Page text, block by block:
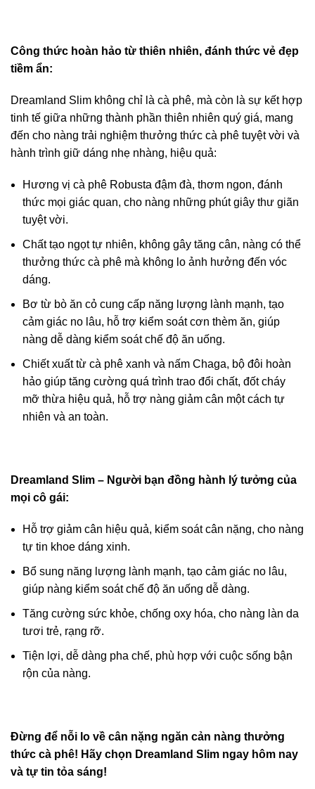
Công thức hoàn hảo từ thiên nhiên, đánh thức vẻ đẹp
tiềm ẩn:
Dreamland Slim không chỉ là cà phê, mà còn là sự kết hợp
tinh tế giữa những thành phần thiên nhiên quý giá, mang
đến cho nàng trải nghiệm thưởng thức cà phê tuyệt vời và
hành trình giữ dáng nhẹ nhàng, hiệu quả:
Hương vị cà phê Robusta đậm đà, thơm ngon, đánh
thức mọi giác quan, cho nàng những phút giây thư giãn
tuyệt vời.
Chất tạo ngọt tự nhiên, không gây tăng cân, nàng có thể
thưởng thức cà phê mà không lo ảnh hưởng đến vóc
dáng.
Bơ từ bò ăn cỏ cung cấp năng lượng lành mạnh, tạo
cảm giác no lâu, hỗ trợ kiểm soát cơn thèm ăn, giúp
nàng dễ dàng kiểm soát chế độ ăn uống.
Chiết xuất từ cà phê xanh và nấm Chaga, bộ đôi hoàn
hảo giúp tăng cường quá trình trao đổi chất, đốt cháy
mỡ thừa hiệu quả, hỗ trợ nàng giảm cân một cách tự
nhiên và an toàn.
Dreamland Slim – Người bạn đồng hành lý tưởng của
mọi cô gái:
Hỗ trợ giảm cân hiệu quả, kiểm soát cân nặng, cho nàng
tự tin khoe dáng xinh.
Bổ sung năng lượng lành mạnh, tạo cảm giác no lâu,
giúp nàng kiểm soát chế độ ăn uống dễ dàng.
Tăng cường sức khỏe, chống oxy hóa, cho nàng làn da
tươi trẻ, rạng rỡ.
Tiện lợi, dễ dàng pha chế, phù hợp với cuộc sống bận
rộn của nàng.
Đừng để nỗi lo về cân nặng ngăn cản nàng thưởng
thức cà phê! Hãy chọn Dreamland Slim ngay hôm nay
và tự tin tỏa sáng!